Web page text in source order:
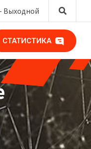
Выходной
СТАТИСТИКА